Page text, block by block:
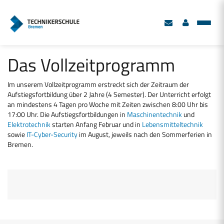
Das Vollzeitprogramm
Im unserem Vollzeitprogramm erstreckt sich der Zeitraum der
Aufstiegsfortbildung über 2 Jahre (4 Semester). Der Unterricht erfolgt
an mindestens 4 Tagen pro Woche mit Zeiten zwischen 8:00 Uhr bis
17:00 Uhr. Die Aufstiegsfortbildungen in Maschinentechnikund
Elektrotechnikstarten Anfang Februar und in Lebensmitteltechnik
sowieIT-Cyber-Securityim August, jeweils nach den Sommerferien in
Bremen.